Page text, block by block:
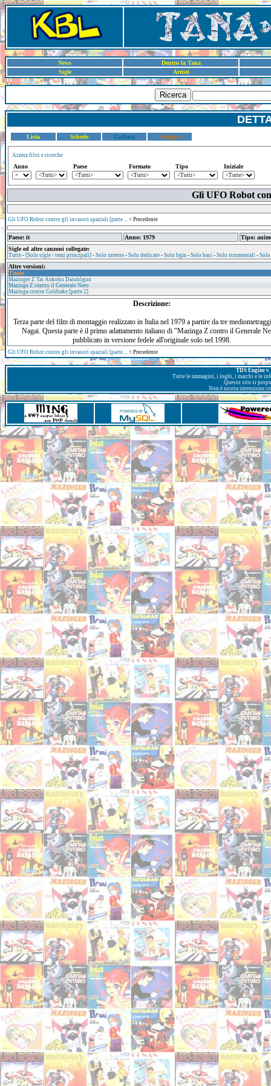
News
Dentro la Tana
Sigle
Artisti
Ricerca
Lista Schede Galleria Dettaglio
Azzera filtri e ricerche
Anno Paese Formato Tipo Iniziale
Gli UFO Robot
Gli UFO Robot contro gli invasori spaziali [parte ... < Precedente
Paese: it Anno: 1979
Tipo:
Sigle ed altre canzoni collegate:
Tutte - [Solo sigle / temi principali] - Solo interne - Solo dedicate - Solo bgm - Solo basi - Solo strumentali - Solo
Altre versioni:
Titolo
Mazinger Z Tai Ankoku Daishōgun
Mazinga Z contro il Generale Nero
Mazinga contro Goldrake [parte 2]
Descrizione:
Terza parte del film di montaggio realizzato in Italia nel 1979 a partire da tre
Nagai. Questa parte è il primo adattamento italiano di "Mazinga Z contro il Generale
pubblicato in versione fedele all'originale solo nel 1998.
Gli UFO Robot contro gli invasori spaziali [parte ... < Precedente
TDS Engine
Tutte le immagini, i loghi, i marchi e le
Questo sito si
Non è nostra intenzione